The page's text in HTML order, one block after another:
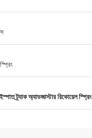
ইস্পাত ট্র্যাক অ্যাডজাস্টার রিকোয়েল স্প্রিং